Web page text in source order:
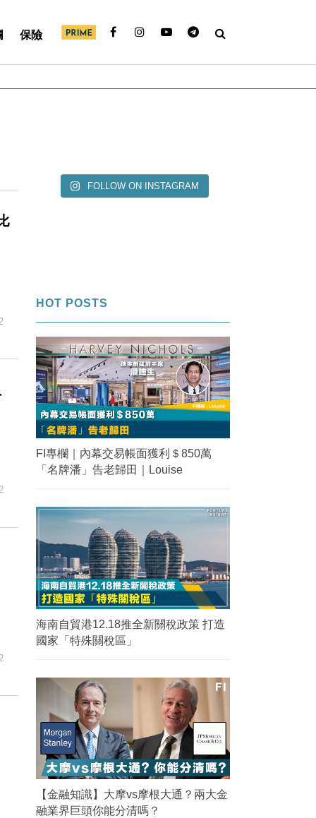
保險
FOLLOW ON INSTAGRAM
HOT POSTS
FI專欄｜內幕交易帳面獲利＄850萬
「名牌潘」告老歸田｜Louise
海南自貿港12.18推全新關稅政策 打造
國家「特殊關稅區」
【金融知識】大摩vs摩根大通？兩大金
融業界巨頭你能分清嗎？